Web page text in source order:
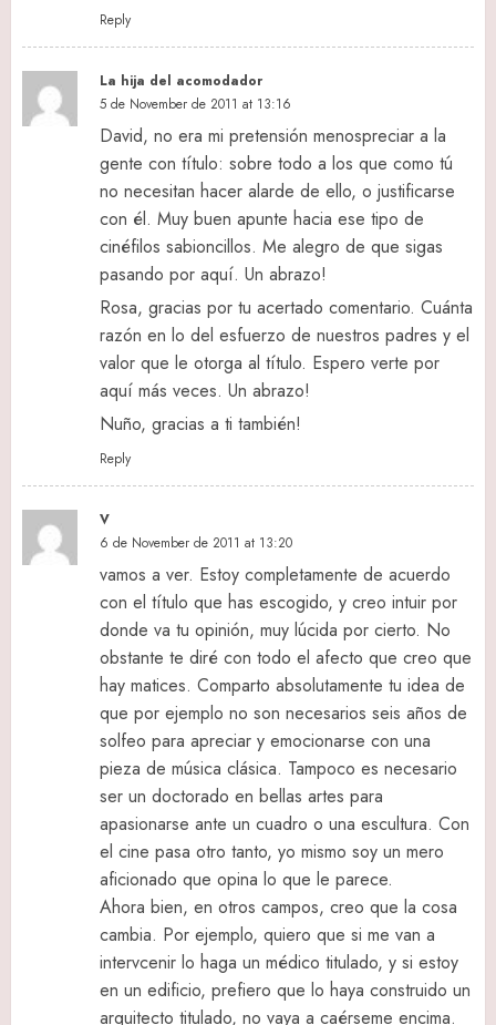
Reply
La hija del acomodador
5 de November de 2011 at 13:16
David, no era mi pretensión menospreciar a la
gente con título: sobre todo a los que como tú
no necesitan hacer alarde de ello, o justificarse
con él. Muy buen apunte hacia ese tipo de
cinéfilos sabioncillos. Me alegro de que sigas
pasando por aquí. Un abrazo!
Rosa, gracias por tu acertado comentario. Cuánta
razón en lo del esfuerzo de nuestros padres y el
valor que le otorga al título. Espero verte por
aquí más veces. Un abrazo!
Nuño, gracias a ti también!
Reply
V
6 de November de 2011 at 13:20
vamos a ver. Estoy completamente de acuerdo
con el título que has escogido, y creo intuir por
donde va tu opinión, muy lúcida por cierto. No
obstante te diré con todo el afecto que creo que
hay matices. Comparto absolutamente tu idea de
que por ejemplo no son necesarios seis años de
solfeo para apreciar y emocionarse con una
pieza de música clásica. Tampoco es necesario
ser un doctorado en bellas artes para
apasionarse ante un cuadro o una escultura. Con
el cine pasa otro tanto, yo mismo soy un mero
aficionado que opina lo que le parece.
Ahora bien, en otros campos, creo que la cosa
cambia. Por ejemplo, quiero que si me van a
intervcenir lo haga un médico titulado, y si estoy
en un edificio, prefiero que lo haya construido un
arquitecto titulado, no vaya a caérseme encima.